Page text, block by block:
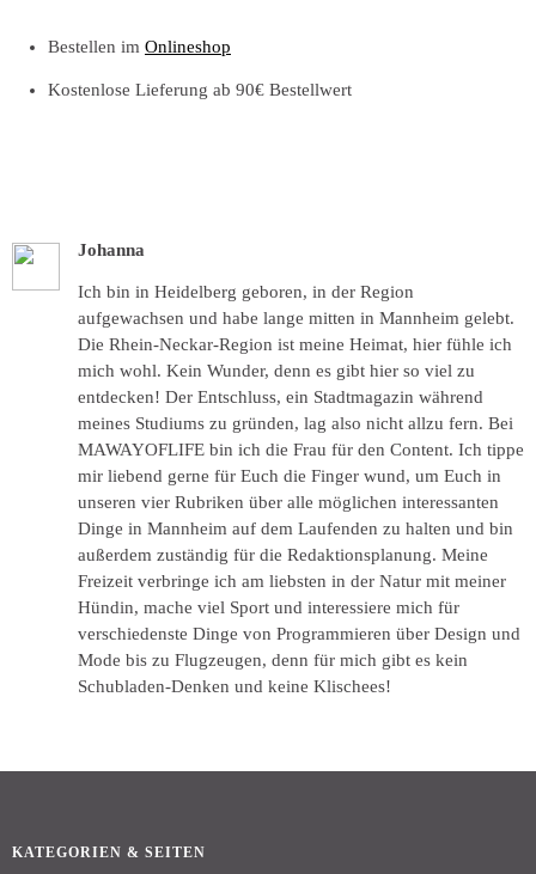
Bestellen im Onlineshop
Kostenlose Lieferung ab 90€ Bestellwert
Johanna
Ich bin in Heidelberg geboren, in der Region
aufgewachsen und habe lange mitten in Mannheim gelebt.
Die Rhein-Neckar-Region ist meine Heimat, hier fühle ich
mich wohl. Kein Wunder, denn es gibt hier so viel zu
entdecken! Der Entschluss, ein Stadtmagazin während
meines Studiums zu gründen, lag also nicht allzu fern. Bei
MAWAYOFLIFE bin ich die Frau für den Content. Ich tippe
mir liebend gerne für Euch die Finger wund, um Euch in
unseren vier Rubriken über alle möglichen interessanten
Dinge in Mannheim auf dem Laufenden zu halten und bin
außerdem zuständig für die Redaktionsplanung. Meine
Freizeit verbringe ich am liebsten in der Natur mit meiner
Hündin, mache viel Sport und interessiere mich für
verschiedenste Dinge von Programmieren über Design und
Mode bis zu Flugzeugen, denn für mich gibt es kein
Schubladen-Denken und keine Klischees!
KATEGORIEN & SEITEN